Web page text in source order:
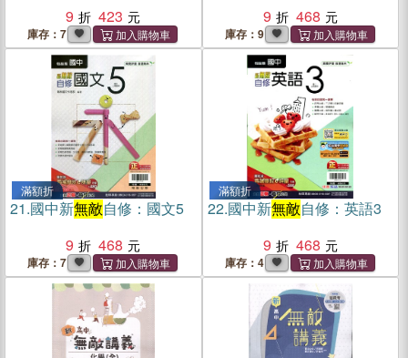
9 423
庫存：7
9 468
庫存：9
滿額折
21.國中新無敵自修：國文5
9
468
庫存：7
滿額折
22.國中新無敵自修：英語3
9
468
庫存：4